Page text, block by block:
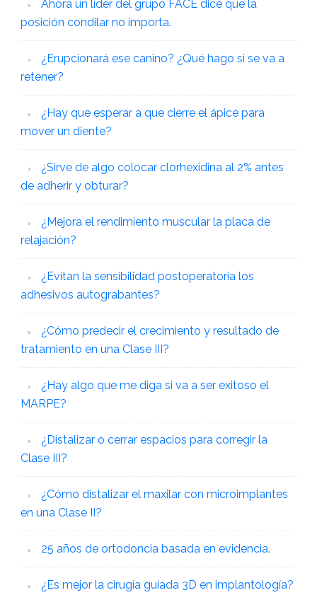
Ahora un líder del grupo FACE dice que la
posición condilar no importa.
¿Erupcionará ese canino? ¿Qué hago si se va a
retener?
¿Hay que esperar a que cierre el ápice para
mover un diente?
¿Sirve de algo colocar clorhexidina al 2% antes
de adherir y obturar?
¿Mejora el rendimiento muscular la placa de
relajación?
¿Evitan la sensibilidad postoperatoria los
adhesivos autograbantes?
¿Cómo predecir el crecimiento y resultado de
tratamiento en una Clase III?
¿Hay algo que me diga si va a ser exitoso el
MARPE?
¿Distalizar o cerrar espacios para corregir la
Clase III?
¿Cómo distalizar el maxilar con microimplantes
en una Clase II?
25 años de ortodoncia basada en evidencia.
¿Es mejor la cirugía guiada 3D en implantología?